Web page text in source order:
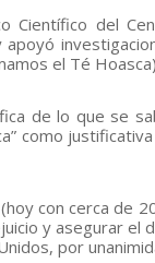
del
el Té
de lo que se
como
con cerca de
y asegurar el
por